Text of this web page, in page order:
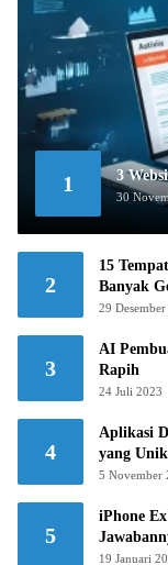
1 3
30
2
15
Banyak
29
3
AI
Rapih
24 Juli 2023
4
Aplikasi
yang
5 November
5
iPhone
19 Januari